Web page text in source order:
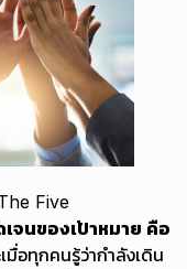
Five
เจนของเป้าหมาย คือ
เมื่อทุกคนรู้ว่ากำลังเดิน